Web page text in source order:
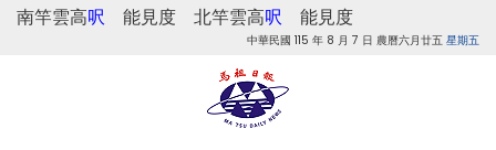
南竿雲高呎 能見度 北竿雲高呎 能見度
中華民國 115 年 8 月 7 日 農曆六月廿五 星期五